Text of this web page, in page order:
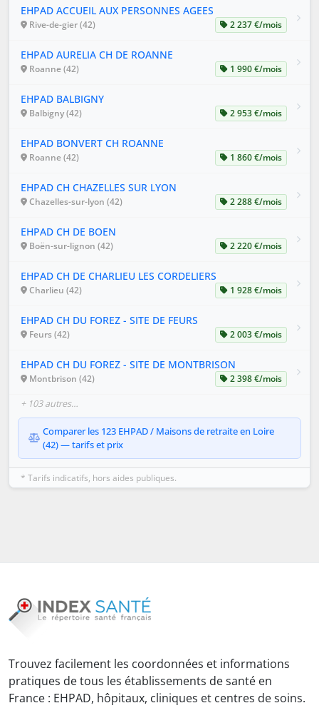
EHPAD ACCUEIL AUX PERSONNES AGEES
Rive-de-gier (42) 2 237 €/mois
EHPAD AURELIA CH DE ROANNE
Roanne (42) 1 990 €/mois
EHPAD BALBIGNY
Balbigny (42) 2 953 €/mois
EHPAD BONVERT CH ROANNE
Roanne (42) 1 860 €/mois
EHPAD CH CHAZELLES SUR LYON
Chazelles-sur-lyon (42) 2 288 €/mois
EHPAD CH DE BOEN
Boën-sur-lignon (42) 2 220 €/mois
EHPAD CH DE CHARLIEU LES CORDELIERS
Charlieu (42) 1 928 €/mois
EHPAD CH DU FOREZ - SITE DE FEURS
Feurs (42) 2 003 €/mois
EHPAD CH DU FOREZ - SITE DE MONTBRISON
Montbrison (42) 2 398 €/mois
+ 103 autres…
Comparer les 123 EHPAD / Maisons de retraite en Loire
(42) — tarifs et prix
* Tarifs indicatifs, hors aides publiques.
Trouvez facilement les coordonnées et informations
pratiques de tous les établissements de santé en
France : EHPAD, hôpitaux, cliniques et centres de soins.